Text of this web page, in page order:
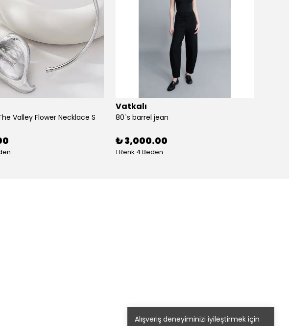
Alışveriş deneyiminizi iyileştirmek için
Valley Flower Necklace S
Vatkalı
80`s barrel jean
₺ 3,000.00
1 Renk 4 Beden